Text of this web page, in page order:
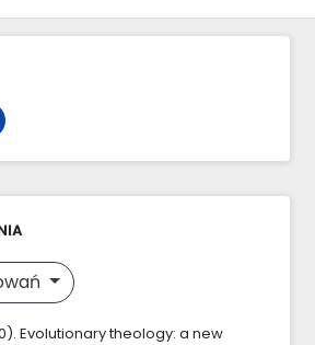
Evolutionary theology: a new